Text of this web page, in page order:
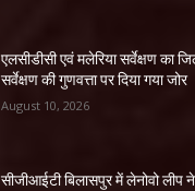
एलसीडीसी एवं मलेरिया सर्वेक्षण का
सर्वेक्षण की गुणवत्ता पर दिया गया जोर
August 10, 2026
सीजीआईटी बिलासपुर में लेनोवो लीप